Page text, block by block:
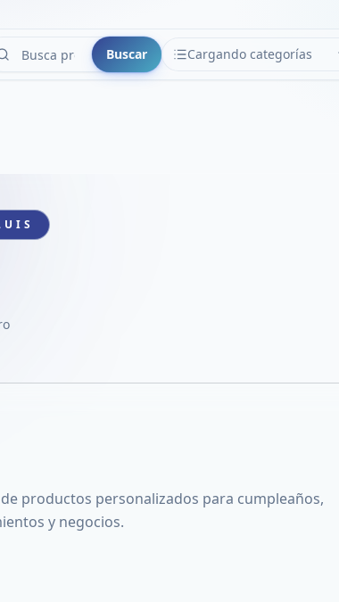
Buscar Cargando categorías
CATEGORÍAS
productos personalizados para cumpleaños,
y negocios.